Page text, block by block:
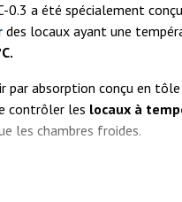
0.3 a été spécialement conçu
des locaux ayant une
par absorption conçu en tôle
contrôler les locaux à
les chambres froides.